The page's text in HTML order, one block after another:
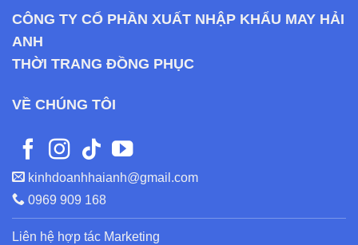
CÔNG TY CỔ PHẦN XUẤT NHẬP KHẨU MAY HẢI
ANH
THỜI TRANG ĐỒNG PHỤC
VỀ CHÚNG TÔI
kinhdoanhhaianh@gmail.com
0969 909 168
Liên hệ hợp tác Marketing